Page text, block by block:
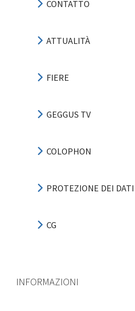
CONTATTO
ATTUALITÀ
FIERE
GEGGUS TV
COLOPHON
PROTEZIONE DEI DATI
CG
INFORMAZIONI